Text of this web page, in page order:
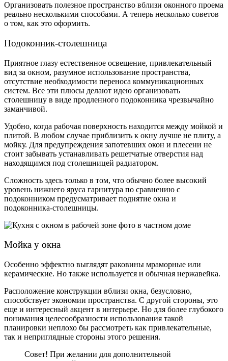
Организовать полезное пространство вблизи оконного проема
реально несколькими способами. А теперь несколько советов
о том, как это оформить.
Подоконник-столешница
Приятное глазу естественное освещение, привлекательный
вид за окном, разумное использование пространства,
отсутствие необходимости переноса коммуникационных
систем. Все эти плюсы делают идею организовать
столешницу в виде продленного подоконника чрезвычайно
заманчивой.
Удобно, когда рабочая поверхность находится между мойкой и
плитой. В любом случае приблизить к окну лучше не плиту, а
мойку. Для предупреждения запотевших окон и плесени не
стоит забывать устанавливать решетчатые отверстия над
находящимся под столешницей радиатором.
Сложность здесь только в том, что обычно более высокий
уровень нижнего яруса гарнитура по сравнению с
подоконником предусматривает поднятие окна и
подоконника-столешницы.
Мойка у окна
Особенно эффектно выглядят раковины мраморные или
керамические. Но также используется и обычная нержавейка.
Расположение конструкции вблизи окна, безусловно,
способствует экономии пространства. С другой стороны, это
еще и интересный акцент в интерьере. Но для более глубокого
понимания целесообразности использования такой
планировки неплохо бы рассмотреть как привлекательные,
так и неприглядные стороны этого решения.
Совет! При желании для дополнительной